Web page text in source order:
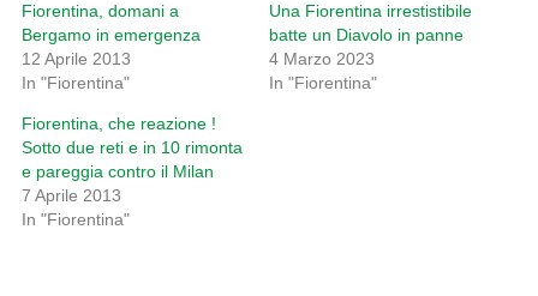
Fiorentina, domani a
Bergamo in emergenza
12 Aprile 2013
In "Fiorentina"
Una Fiorentina irrestistibile
batte un Diavolo in panne
4 Marzo 2023
In "Fiorentina"
Fiorentina, che reazione !
Sotto due reti e in 10 rimonta
e pareggia contro il Milan
7 Aprile 2013
In "Fiorentina"